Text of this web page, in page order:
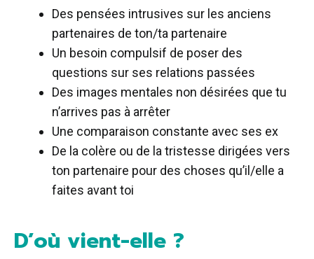
Des pensées intrusives sur les anciens
partenaires de ton/ta partenaire
Un besoin compulsif de poser des
questions sur ses relations passées
Des images mentales non désirées que tu
n’arrives pas à arrêter
Une comparaison constante avec ses ex
De la colère ou de la tristesse dirigées vers
ton partenaire pour des choses qu’il/elle a
faites avant toi
D’où vient-elle ?